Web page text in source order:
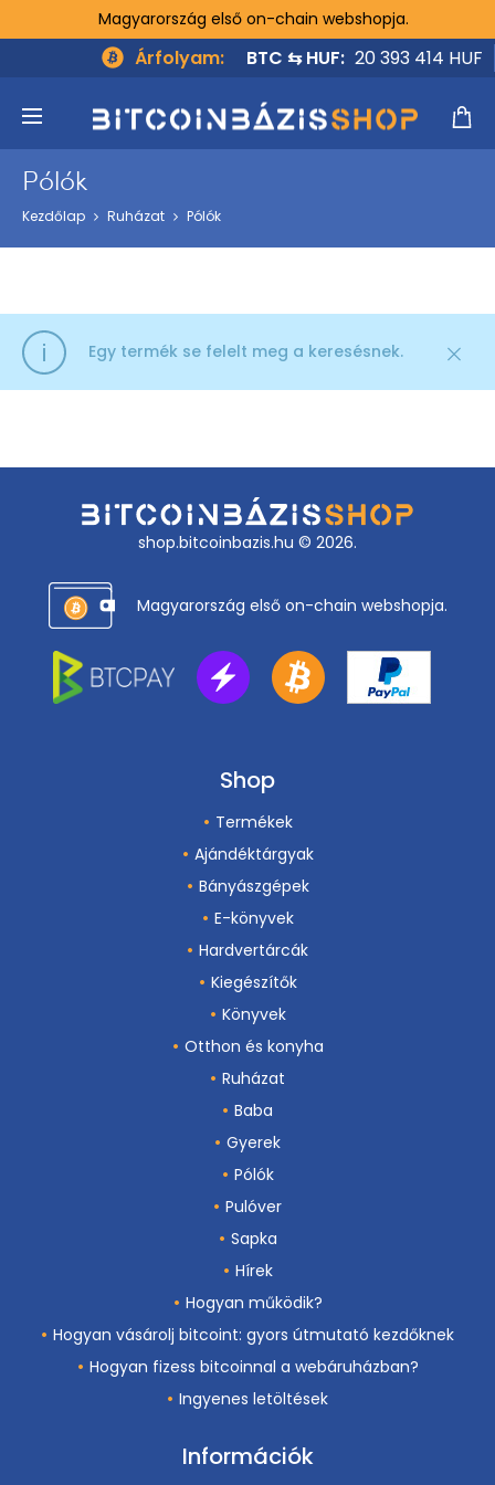
Magyarország első on-chain webshopja.
Árfolyam: BTC ⇆ HUF: 20 393 414 HUF
Pólók
Kezdőlap Ruházat Pólók
Egy termék se felelt meg a keresésnek.
shop.bitcoinbazis.hu © 2026.
Magyarország első on-chain webshopja.
Shop
Termékek
Ajándéktárgyak
Bányászgépek
E-könyvek
Hardvertárcák
Kiegészítők
Könyvek
Otthon és konyha
Ruházat
Baba
Gyerek
Pólók
Pulóver
Sapka
Hírek
Hogyan működik?
Hogyan vásárolj bitcoint: gyors útmutató kezdőknek
Hogyan fizess bitcoinnal a webáruházban?
Ingyenes letöltések
Információk